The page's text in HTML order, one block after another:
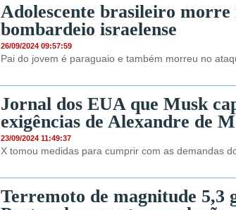
Adolescente brasileiro morre
bombardeio israelense
26/09/2024 09:57:59
Pai do jovem é paraguaio e também morreu no
Jornal dos EUA que Musk
exigências de Alexandre de
23/09/2024 11:49:37
X tomou medidas para cumprir com as demandas
Terremoto de magnitude 5,3